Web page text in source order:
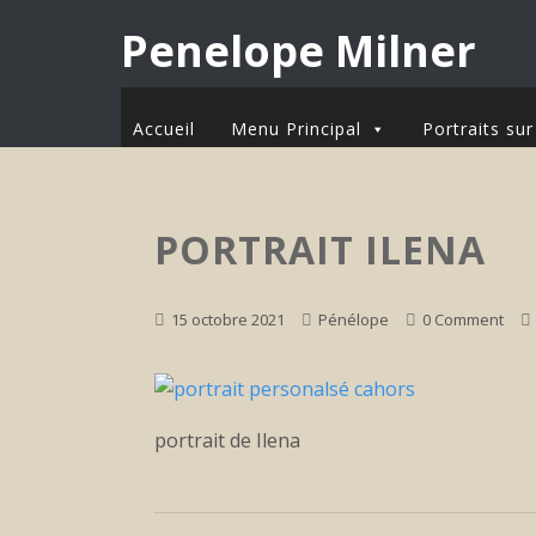
Penelope Milner
Accueil Menu Principal Portraits
PORTRAIT ILENA
15 octobre 2021 Pénélope 0 Comment
portrait de Ilena